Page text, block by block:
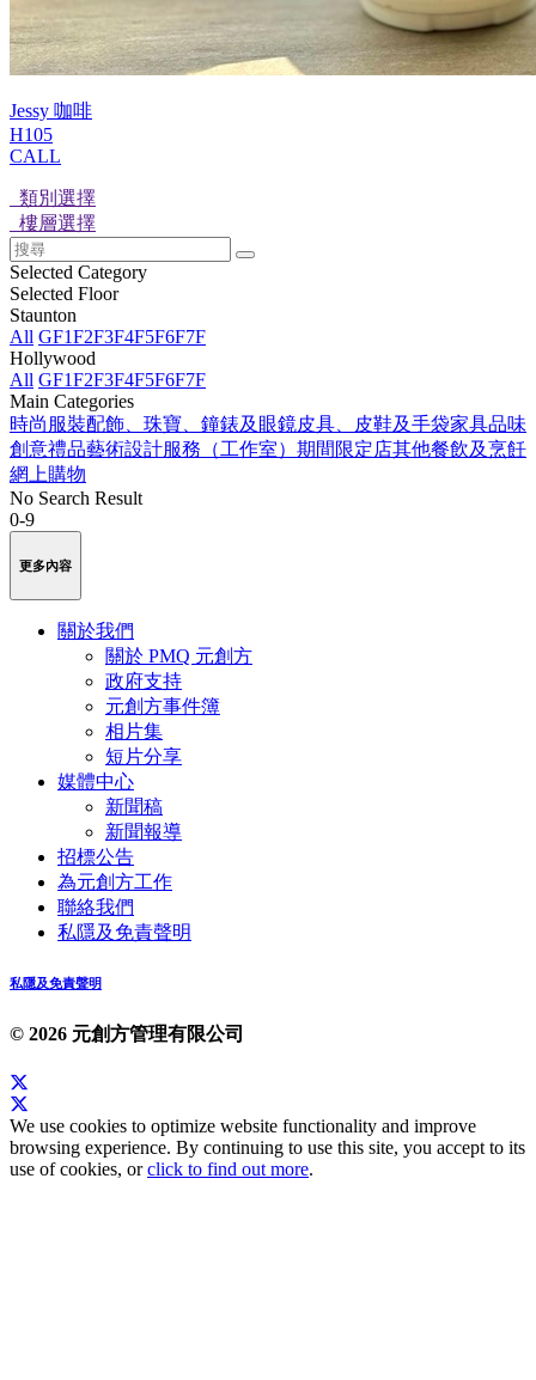
Jessy 咖啡
H105
CALL
類別選擇
樓層選擇
Selected Category
Selected Floor
Staunton
All GF1F2F3F4F5F6F7F
Hollywood
All GF1F2F3F4F5F6F7F
Main Categories
時尚服裝配飾、珠寶、鐘錶及眼鏡皮具、皮鞋及手袋家具品味
創意禮品藝術設計服務（工作室） 期間限定店其他餐飲及烹飪
網上購物
No Search Result
0-9
更多內容
關於我們
關於 PMQ 元創方
政府支持
元創方事件簿
相片集
短片分享
媒體中心
新聞稿
新聞報導
招標公告
為元創方工作
聯絡我們
私隱及免責聲明
私隱及免責聲明
© 2026 元創方管理有限公司
We use cookies to optimize website functionality and improve
browsing experience. By continuing to use this site, you accept to its
use of cookies, orclick to find out more.